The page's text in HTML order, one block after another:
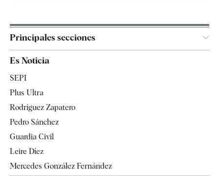
Principales secciones
Televisión
Es Noticia
SEPI
Plus Ultra
Rodríguez Zapatero
Pedro Sánchez
Guardia Civil
Leire Díez
Mercedes González Fernández